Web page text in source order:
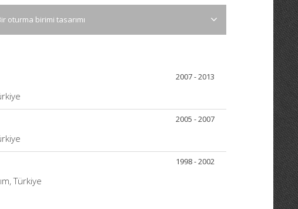
oturma birimi tasarımı
2007 - 2013
2005 - 2007
1998 - 2002
Türkiye